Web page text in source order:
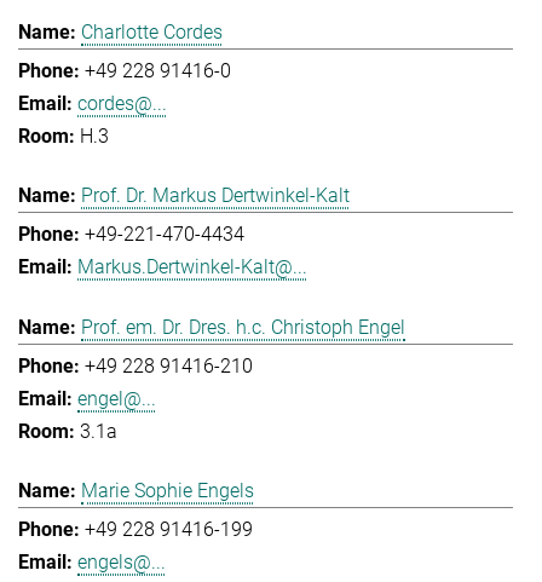
Charlotte Cordes
+49 228 91416-0
cordes@...
H.3
Prof. Dr. Markus Dertwinkel-Kalt
+49-221-470-4434
Markus.Dertwinkel-Kalt@...
Prof. em. Dr. Dres. h.c. Christoph Engel
+49 228 91416-210
engel@...
3.1a
Marie Sophie Engels
+49 228 91416-199
engels@...